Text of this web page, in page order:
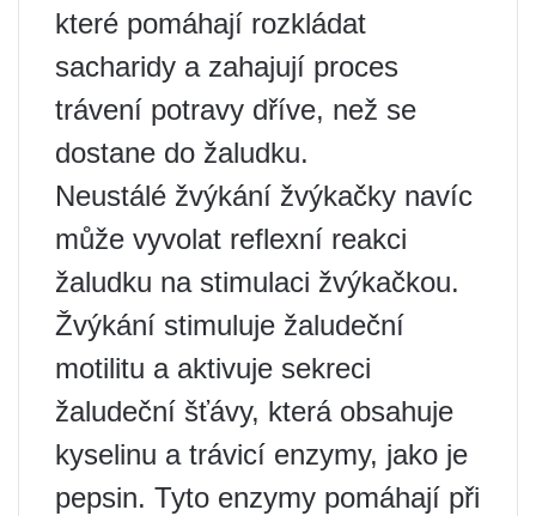
které pomáhají rozkládat
sacharidy a zahajují proces
trávení potravy dříve, než se
dostane do žaludku.
Neustálé žvýkání žvýkačky navíc
může vyvolat reflexní reakci
žaludku na stimulaci žvýkačkou.
Žvýkání stimuluje žaludeční
motilitu a aktivuje sekreci
žaludeční šťávy, která obsahuje
kyselinu a trávicí enzymy, jako je
pepsin. Tyto enzymy pomáhají při